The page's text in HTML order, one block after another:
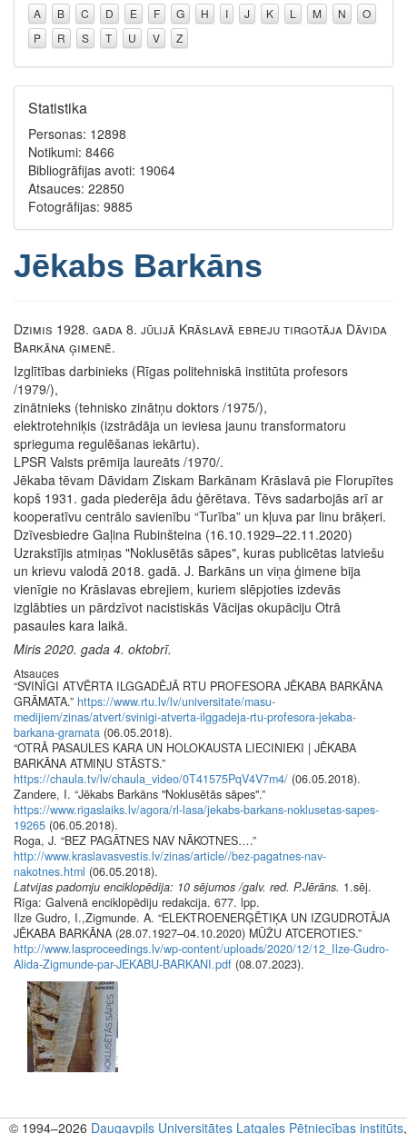
A B C D E F G H I J K L M N
O
P
R S T U V Z
Statistika
Personas: 12898
Notikumi: 8466
Bibliogrāfijas avoti: 19064
Atsauces: 22850
Fotogrāfijas: 9885
Jēkabs Barkāns
Dzimis 1928. gada 8. jūlijā Krāslavā ebreju tirgotāja Dāvida
Barkāna ģimenē.
Izglītības darbinieks (Rīgas politehniskā institūta profesors
/1979/),
zinātnieks (tehnisko zinātņu doktors /1975/),
elektrotehniķis (izstrādāja un ieviesa jaunu transformatoru
sprieguma regulēšanas iekārtu).
LPSR Valsts prēmija laureāts /1970/.
Jēkaba tēvam Dāvidam Ziskam Barkānam Krāslavā pie Florupītes
kopš 1931. gada piederēja ādu ģērētava. Tēvs sadarbojās arī ar
kooperatīvu centrālo savienību “Turība” un kļuva par linu brāķeri.
Dzīvesbiedre Gaļina Rubinšteina (16.10.1929–22.11.2020)
Uzrakstījis atmiņas "Noklusētās sāpes", kuras publicētas latviešu
un krievu valodā 2018. gadā. J. Barkāns un viņa ģimene bija
vienīgie no Krāslavas ebrejiem, kuriem slēpjoties izdevās
izglābties un pārdzīvot nacistiskās Vācijas okupāciju Otrā
pasaules kara laikā.
Miris 2020. gada 4. oktobrī.
Atsauces
“SVINĪGI ATVĒRTA ILGGADĒJĀ RTU PROFESORA JĒKABA BARKĀNA
GRĀMATA.” https://www.rtu.lv/lv/universitate/masu-
medijiem/zinas/atvert/svinigi-atverta-ilggadeja-rtu-profesora-jekaba-
barkana-gramata (06.05.2018).
“OTRĀ PASAULES KARA UN HOLOKAUSTA LIECINIEKI | JĒKABA
BARKĀNA ATMIŅU STĀSTS.”
https://chaula.tv/lv/chaula_video/0T41575PqV4V7m4/ (06.05.2018).
Zandere, I. “Jēkabs Barkāns "Noklusētās sāpes".”
https://www.rigaslaiks.lv/agora/rl-lasa/jekabs-barkans-noklusetas-sapes-
19265 (06.05.2018).
Roga, J. “BEZ PAGĀTNES NAV NĀKOTNES….”
http://www.kraslavasvestis.lv/zinas/article//bez-pagatnes-nav-
nakotnes.html (06.05.2018).
Latvijas padomju enciklopēdija: 10 sējumos /galv. red. P.Jērāns. 1.sēj.
Rīga: Galvenā enciklopēdiju redakcija. 677. lpp.
Ilze Gudro, I.,Zigmunde. A. “ELEKTROENERĢĒTIĶA UN IZGUDROTĀJA
JĒKABA BARKĀNA (28.07.1927–04.10.2020) MŪŽU ATCEROTIES.”
http://www.lasproceedings.lv/wp-content/uploads/2020/12/12_Ilze-Gudro-
Alida-Zigmunde-par-JEKABU-BARKANI.pdf (08.07.2023).
© 1994–2026 Daugavpils Universitātes Latgales Pētniecības institūts,